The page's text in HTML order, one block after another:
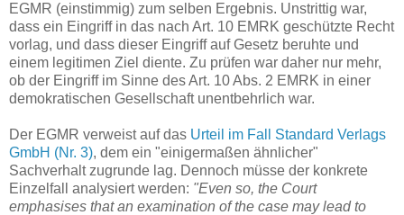
EGMR (einstimmig) zum selben Ergebnis. Unstrittig war,
dass ein Eingriff in das nach Art. 10 EMRK geschützte Recht
vorlag, und dass dieser Eingriff auf Gesetz beruhte und
einem legitimen Ziel diente. Zu prüfen war daher nur mehr,
ob der Eingriff im Sinne des Art. 10 Abs. 2 EMRK in einer
demokratischen Gesellschaft unentbehrlich war.
Der EGMR verweist auf das Urteil im Fall Standard Verlags
GmbH (Nr. 3), dem ein "einigermaßen ähnlicher"
Sachverhalt zugrunde lag. Dennoch müsse der konkrete
Einzelfall analysiert werden: "Even so, the Court
emphasises that an examination of the case may lead to